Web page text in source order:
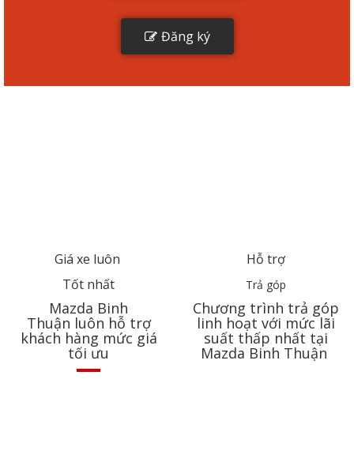
Đăng ký
Giá xe luôn
Tốt nhất
Mazda Binh
Thuận luôn hỗ trợ
khách hàng mức giá
tối ưu
Hỗ trợ
Trả góp
Chương trình trả góp
linh hoạt với mức lãi
suất thấp nhất tại
Mazda Binh Thuận